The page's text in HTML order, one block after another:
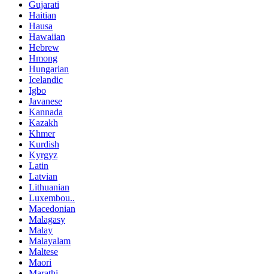
Gujarati
Haitian
Hausa
Hawaiian
Hebrew
Hmong
Hungarian
Icelandic
Igbo
Javanese
Kannada
Kazakh
Khmer
Kurdish
Kyrgyz
Latin
Latvian
Lithuanian
Luxembou..
Macedonian
Malagasy
Malay
Malayalam
Maltese
Maori